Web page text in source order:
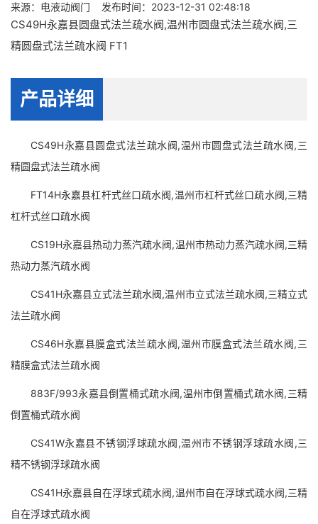
来源： 电液动阀门 发布时间：2023-12-31 02:48:18
CS49H永嘉县圆盘式法兰疏水阀,温州市圆盘式法兰疏水阀,三
精圆盘式法兰疏水阀 FT1
产品详细
CS49H永嘉县圆盘式法兰疏水阀,温州市圆盘式法兰疏水阀,三
精圆盘式法兰疏水阀
FT14H永嘉县杠杆式丝口疏水阀,温州市杠杆式丝口疏水阀,三精
杠杆式丝口疏水阀
CS19H永嘉县热动力蒸汽疏水阀,温州市热动力蒸汽疏水阀,三精
热动力蒸汽疏水阀
CS41H永嘉县立式法兰疏水阀,温州市立式法兰疏水阀,三精立式
法兰疏水阀
CS46H永嘉县膜盒式法兰疏水阀,温州市膜盒式法兰疏水阀,三
精膜盒式法兰疏水阀
883F/993永嘉县倒置桶式疏水阀,温州市倒置桶式疏水阀,三精
倒置桶式疏水阀
CS41W永嘉县不锈钢浮球疏水阀,温州市不锈钢浮球疏水阀,三
精不锈钢浮球疏水阀
CS41H永嘉县自在浮球式疏水阀,温州市自在浮球式疏水阀,三精
自在浮球式疏水阀